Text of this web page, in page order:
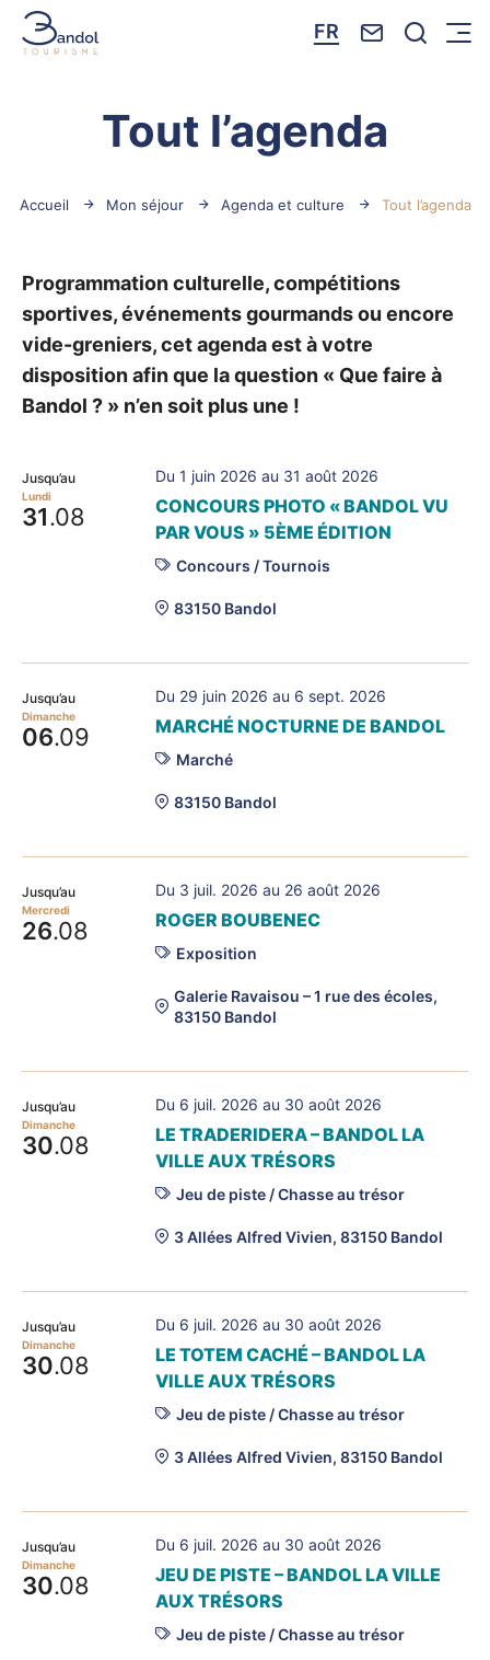
FR Nous Je
Menu
Tout l’agenda
Accueil Mon séjour Agenda et culture Tout l’agenda
Programmation culturelle, compétitions
sportives, événements gourmands ou encore
vide-greniers, cet agenda est à votre
disposition afin que la question « Que faire à
Bandol ? » n’en soit plus une !
Jusqu’au
Lundi
31.08
Du 1 juin 2026 au 31 août 2026
CONCOURS PHOTO « BANDOL VU
PAR VOUS » 5ÈME ÉDITION
Concours / Tournois
83150 Bandol
Jusqu’au
Dimanche
06.09
Du 29 juin 2026 au 6 sept. 2026
MARCHÉ NOCTURNE DE BANDOL
Marché
83150 Bandol
Jusqu’au
Mercredi
26.08
Du 3 juil. 2026 au 26 août 2026
ROGER BOUBENEC
Exposition
Galerie Ravaisou – 1 rue des écoles,
83150 Bandol
Jusqu’au
Dimanche
30.08
Du 6 juil. 2026 au 30 août 2026
LE TRADERIDERA – BANDOL LA
VILLE AUX TRÉSORS
Jeu de piste / Chasse au trésor
3 Allées Alfred Vivien, 83150 Bandol
Jusqu’au
Dimanche
30.08
Du 6 juil. 2026 au 30 août 2026
LE TOTEM CACHÉ – BANDOL LA
VILLE AUX TRÉSORS
Jeu de piste / Chasse au trésor
3 Allées Alfred Vivien, 83150 Bandol
Jusqu’au
Dimanche
30.08
Du 6 juil. 2026 au 30 août 2026
JEU DE PISTE – BANDOL LA VILLE
AUX TRÉSORS
Jeu de piste / Chasse au trésor